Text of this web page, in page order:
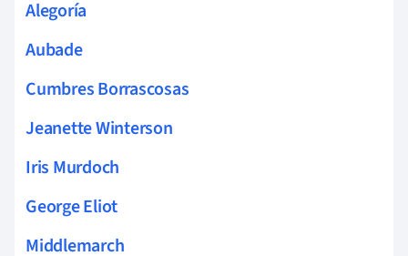
Alegoría
Aubade
Cumbres Borrascosas
Jeanette Winterson
Iris Murdoch
George Eliot
Middlemarch